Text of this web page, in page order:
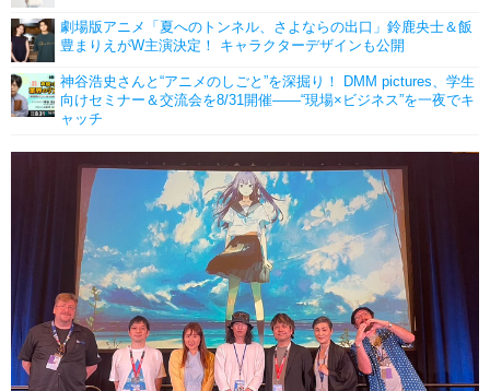
劇場版アニメ「夏へのトンネル、さよならの出口」鈴鹿央士＆飯
豊まりえがW主演決定！ キャラクターデザインも公開
神谷浩史さんと“アニメのしごと”を深掘り！ DMM pictures、学生
向けセミナー＆交流会を8/31開催――“現場×ビジネス”を一夜でキ
ャッチ